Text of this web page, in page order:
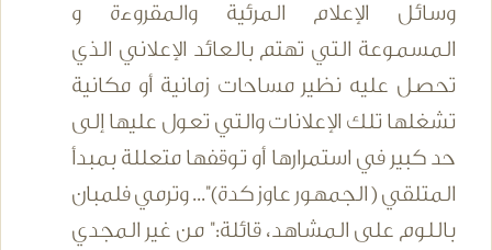
وسائل الإعلام المرئية والمقروءة و
المسموعة التي تهتم بالعائد الإعلاني الذي
تحصل عليه نظير مساحات زمانية أو مكانية
تشغلها تلك الإعلانات والتي تعول عليها إلى
حد كبير في استمرارها أو توقفها متعللة بمبدأ
المتلقي ( الجمهور عاوز كدة)"... وترمي فلمبان
باللوم على المشاهد، قائلة:" من غير المجدي